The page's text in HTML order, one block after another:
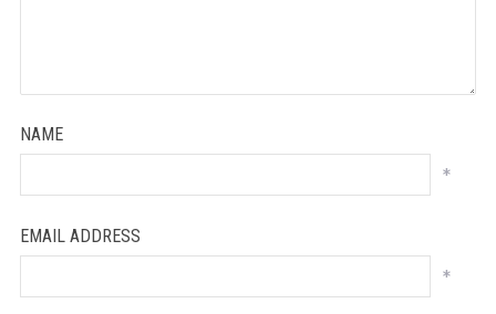
NAME
*
EMAIL ADDRESS
*